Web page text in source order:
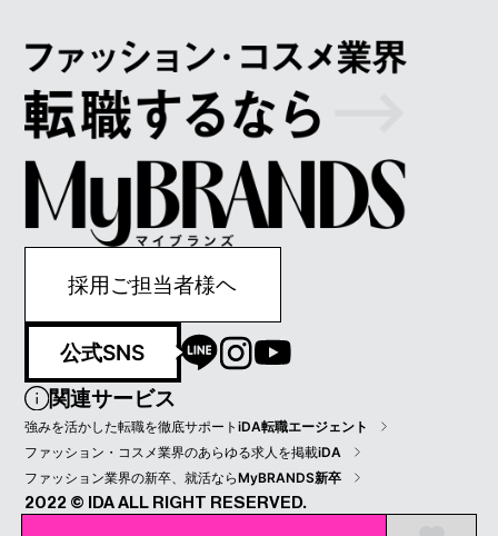
採用ご担当者様ヘ
公式SNS
関連サービス
強みを活かした転職を徹底サポートiDA転職エージェント
ファッション・コスメ業界のあらゆる求人を掲載iDA
ファッション業界の新卒、就活ならMyBRANDS新卒
2022 © IDA ALL RIGHT RESERVED.